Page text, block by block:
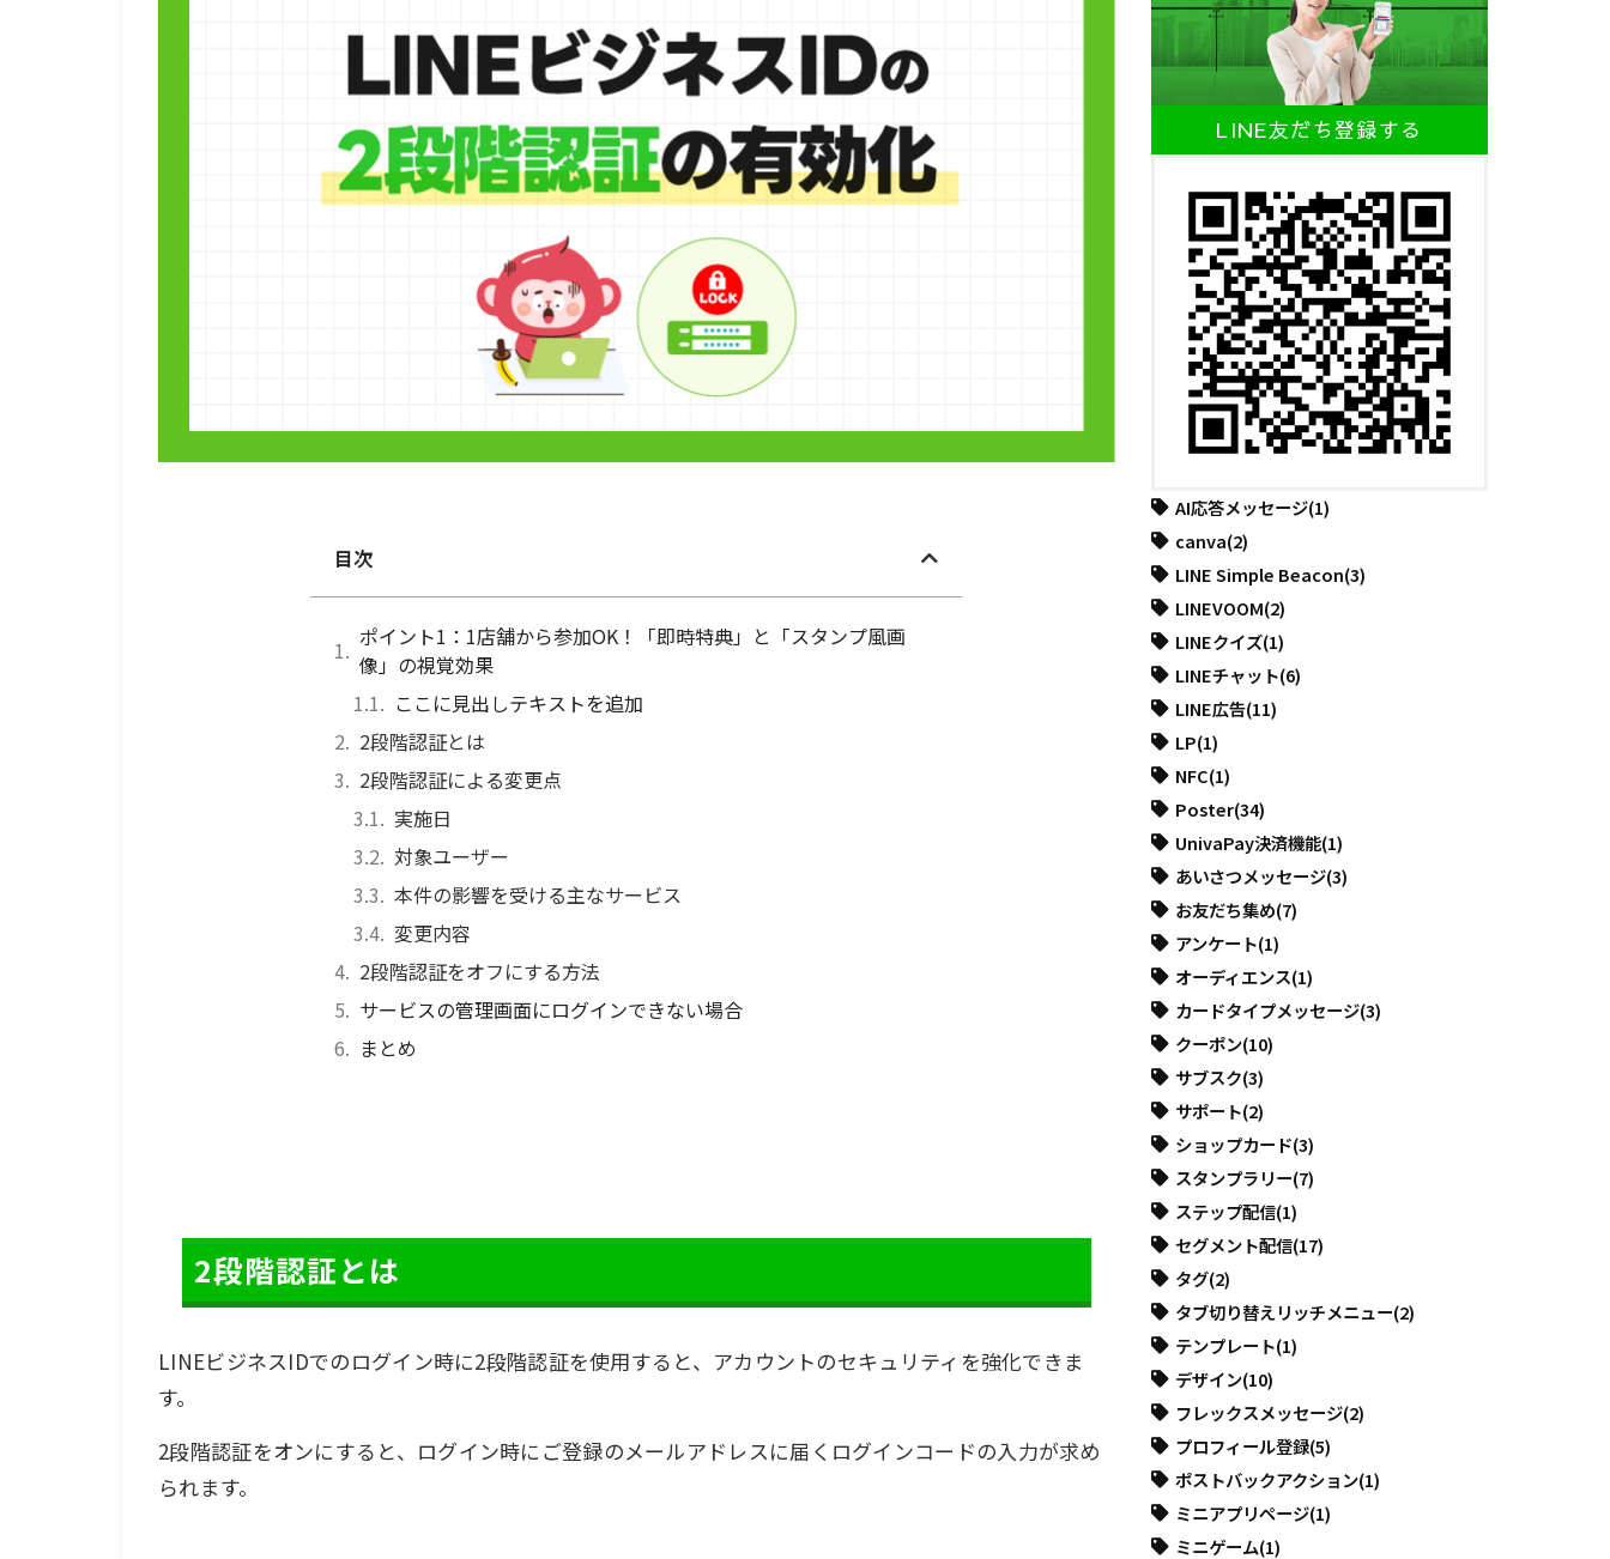
目次
ポイント1：1店舗から参加OK！「即時特典」と「スタンプ風画
像」の視覚効果
ここに見出しテキストを追加
2段階認証とは
2段階認証による変更点
実施日
対象ユーザー
本件の影響を受ける主なサービス
変更内容
2段階認証をオフにする方法
サービスの管理画面にログインできない場合
まとめ
2段階認証とは
LINEビジネスIDでのログイン時に2段階認証を使用すると、アカウントのセキュリティを強化できま
す。
2段階認証をオンにすると、ログイン時にご登録のメールアドレスに届くログインコードの入力が求め
られます。
LINE友だち登録する
AI応答メッセージ(1)
canva(2)
LINE Simple Beacon(3)
LINEVOOM(2)
LINEクイズ(1)
LINEチャット(6)
LINE広告(11)
LP(1)
NFC(1)
Poster(34)
UnivaPay決済機能(1)
あいさつメッセージ(3)
お友だち集め(7)
アンケート(1)
オーディエンス(1)
カードタイプメッセージ(3)
クーポン(10)
サブスク(3)
サポート(2)
ショップカード(3)
スタンプラリー(7)
ステップ配信(1)
セグメント配信(17)
タグ(2)
タブ切り替えリッチメニュー(2)
テンプレート(1)
デザイン(10)
フレックスメッセージ(2)
プロフィール登録(5)
ポストバックアクション(1)
ミニアプリページ(1)
ミニゲーム(1)